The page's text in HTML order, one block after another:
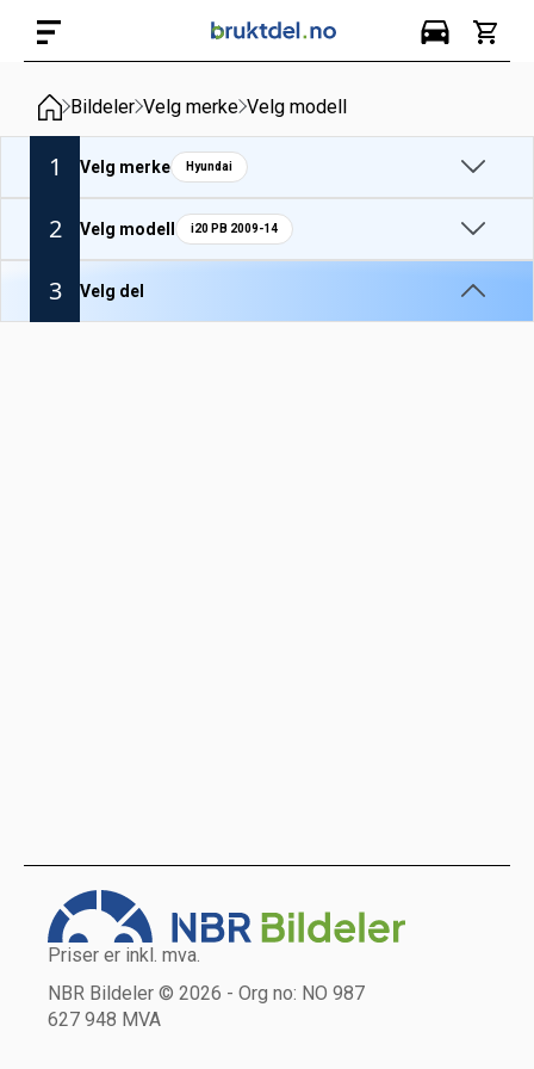
Bildeler Velg merke Velg modell
1 Velg merke Hyundai
2 Velg modell i20 PB 2009-14
3 Velg del
Priser er inkl. mva.
NBR Bildeler © 2026 - Org no: NO 987
627 948 MVA